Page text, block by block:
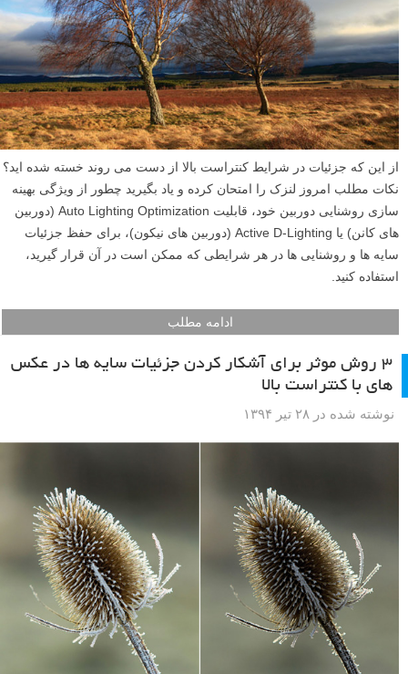
از این که جزئیات در شرایط کنتراست بالا از دست می روند خسته شده اید؟
نکات مطلب امروز لنزک را امتحان کرده و یاد بگیرید چطور از ویژگی بهینه
سازی روشنایی دوربین خود، قابلیت Auto Lighting Optimization (دوربین
های کانن) یا Active D-Lighting (دوربین های نیکون)، برای حفظ جزئیات
سایه ها و روشنایی ها در هر شرایطی که ممکن است در آن قرار گیرید،
استفاده کنید.
ادامه مطلب
۳ روش موثر برای آشکار کردن جزئیات سایه ها در عکس
های با کنتراست بالا
نوشته شده در ۲۸ تیر ۱۳۹۴